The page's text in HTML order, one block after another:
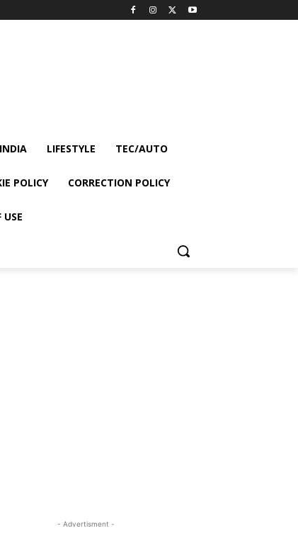
INDIA LIFESTYLE TEC/AUTO
POLICY CORRECTION POLICY
USE
- Advertisment -